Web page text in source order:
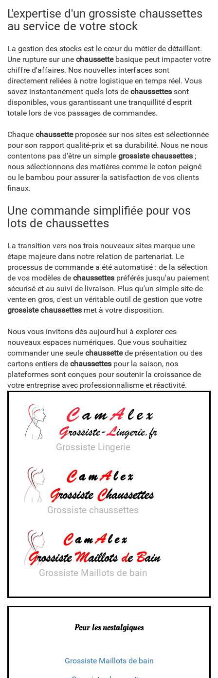
L'expertise d'un grossiste chaussettes
au service de votre stock
La gestion des stocks est le cœur du métier de détaillant.
Une rupture sur une chaussettebasique peut impacter votre
chiffre d'affaires. Nos nouvelles interfaces sont
directement reliées à notre logistique en temps réel. Vous
savez instantanément quels lots de chaussettes sont
disponibles, vous garantissant une tranquillité d'esprit
totale lors de vos passages de commandes.
Chaque chaussetteproposée sur nos sites est sélectionnée
pour son rapport qualité-prix et sa durabilité. Nous ne nous
contentons pas d'être un simple grossiste chaussettes ;
nous sélectionnons des matières comme le coton peigné
ou le bambou pour assurer la satisfaction de vos clients
finaux.
Une commande simplifiée pour vos
lots de chaussettes
La transition vers nos trois nouveaux sites marque une
étape majeure dans notre relation de partenariat. Le
processus de commande a été automatisé : de la sélection
de vos modèles de chaussettes préférés jusqu'au paiement
sécurisé et au suivi de livraison. Plus qu'un simple site de
vente en gros, c'est un véritable outil de gestion que votre
grossiste chaussettes met à votre disposition.
Nous vous invitons dès aujourd'hui à explorer ces
nouveaux espaces numériques. Que vous souhaitiez
commander une seule chaussettede présentation ou des
cartons entiers de chaussettes pour la saison, nos
plateformes sont conçues pour soutenir la croissance de
votre entreprise avec professionnalisme et réactivité.
Grossiste Lingerie
Grossiste chaussettes
Grossiste Maillots de bain
Pour les nostalgiques
Grossiste Maillots de bain